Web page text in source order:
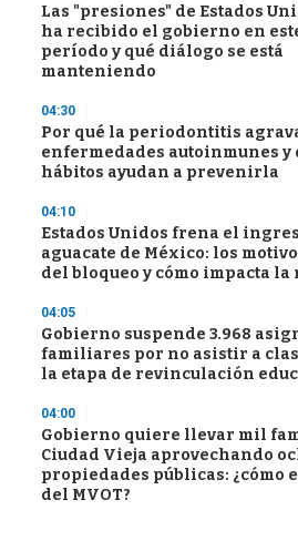
Las "presiones" de Estados
ha recibido el gobierno en
período y qué diálogo se está
manteniendo
04:30
Por qué la periodontitis
enfermedades autoinmunes y
hábitos ayudan a prevenirla
04:10
Estados Unidos frena el
aguacate de México: los
del bloqueo y cómo impacta la
04:05
Gobierno suspende 3.968
familiares por no asistir a
la etapa de revinculación
04:00
Gobierno quiere llevar mil
Ciudad Vieja aprovechando
propiedades públicas: ¿cómo
del MVOT?